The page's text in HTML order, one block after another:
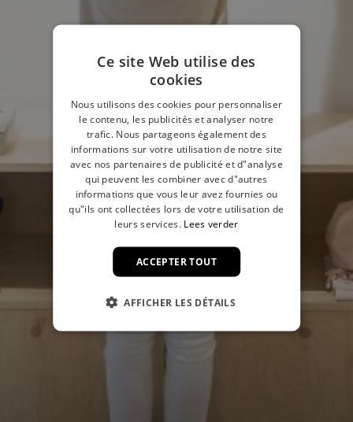
Ce site Web utilise des
cookies
Nous utilisons des cookies pour personnaliser
le contenu, les publicités et analyser notre
trafic. Nous partageons également des
informations sur votre utilisation de notre site
avec nos partenaires de publicité et d"analyse
qui peuvent les combiner avec d"autres
informations que vous leur avez fournies ou
qu"ils ont collectées lors de votre utilisation de
leurs services. Lees verder
ACCEPTER TOUT
AFFICHER LES DÉTAILS